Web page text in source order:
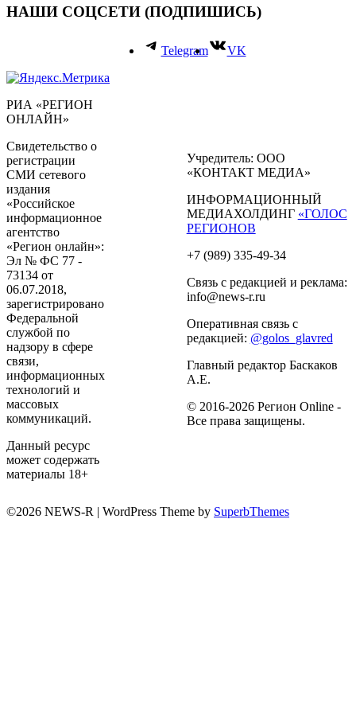
НАШИ СОЦСЕТИ (ПОДПИШИСЬ)
Telegram VK
РИА «РЕГИОН
ОНЛАЙН»
Свидетельство о
регистрации
СМИ сетевого
издания
«Российское
информационное
агентство
«Регион онлайн»:
Эл № ФС 77 -
73134 от
06.07.2018,
зарегистрировано
Федеральной
службой по
надзору в сфере
связи,
информационных
технологий и
массовых
коммуникаций.
Данный ресурс
может содержать
материалы 18+
Учредитель: ООО
«КОНТАКТ МЕДИА»
ИНФОРМАЦИОННЫЙ
МЕДИАХОЛДИНГ «ГОЛОС
РЕГИОНОВ
+7 (989) 335-49-34
Связь с редакцией и реклама:
info@news-r.ru
Оперативная связь с
редакцией: @golos_glavred
Главный редактор Баскаков
А.Е.
© 2016-2026 Регион Online -
Все права защищены.
©2026 NEWS-R | WordPress Theme by SuperbThemes